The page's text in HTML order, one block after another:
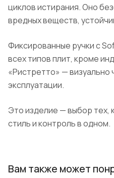
циклов истирания. Оно
вредных веществ,
Фиксированные ручки с
всех типов плит, кроме
«Ристретто» — визуально
эксплуатации.
Это изделие — выбор тех,
стиль и контроль в одном.
Вам также может